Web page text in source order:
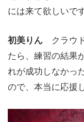
には来て欲しいで
初美りん クラウ
たら、練習の結果
れが成功しなかっ
ので、本当に応援